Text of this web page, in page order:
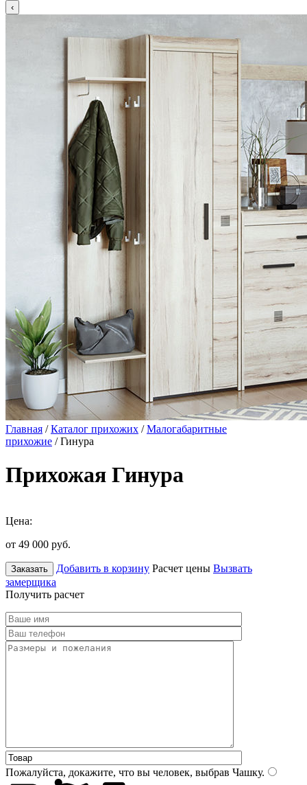
Главная /Каталог прихожих /Малогабаритные
прихожие / Гинура
Прихожая Гинура
Цена:
от 49 000 руб.
Заказать Добавить в корзину Расчет цены Вызвать
замерщика
Получить расчет
Пожалуйста, докажите, что вы человек, выбрав Чашку.